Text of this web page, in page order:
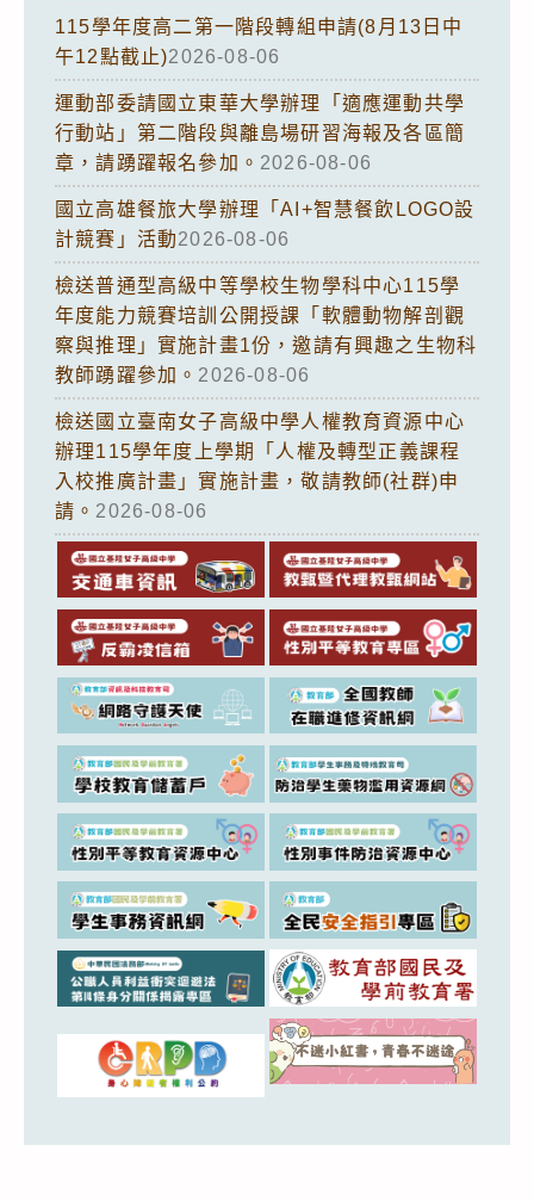
115學年度高二第一階段轉組申請(8月13日中
午12點截止)2026-08-06
運動部委請國立東華大學辦理「適應運動共學
行動站」第二階段與離島場研習海報及各區簡
章，請踴躍報名參加。 2026-08-06
國立高雄餐旅大學辦理「AI+智慧餐飲LOGO設
計競賽」活動2026-08-06
檢送普通型高級中等學校生物學科中心115學
年度能力競賽培訓公開授課「軟體動物解剖觀
察與推理」實施計畫1份，邀請有興趣之生物科
教師踴躍參加。 2026-08-06
檢送國立臺南女子高級中學人權教育資源中心
辦理115學年度上學期「人權及轉型正義課程
入校推廣計畫」實施計畫，敬請教師(社群)申
請。 2026-08-06